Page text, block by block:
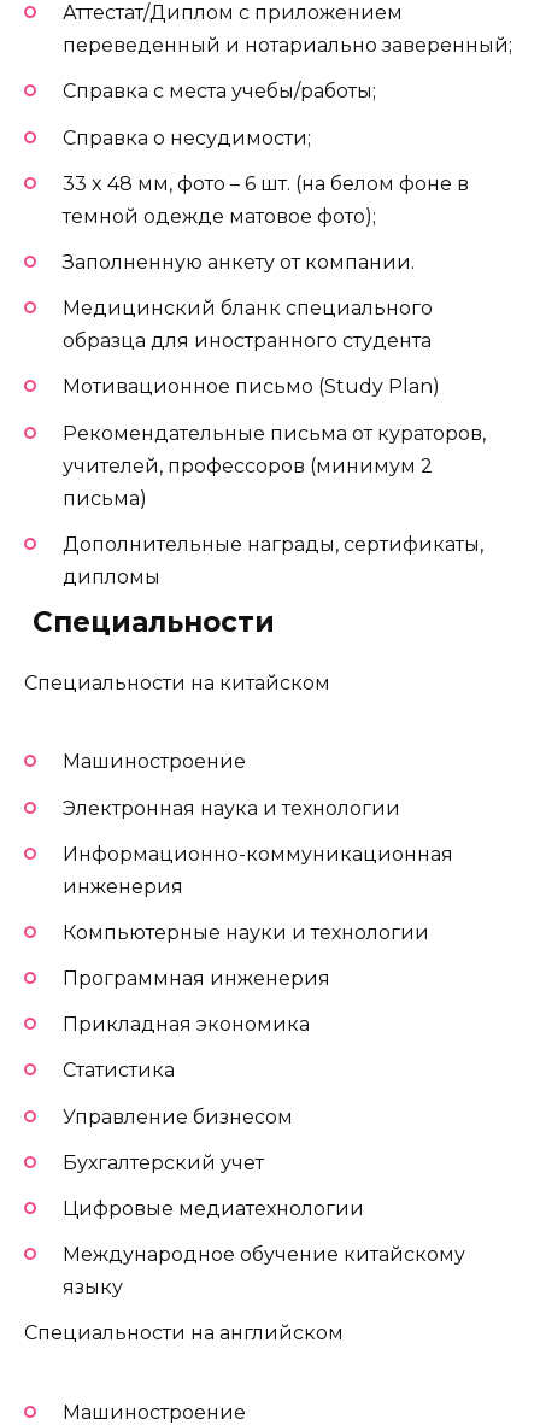
Аттестат/Диплом с приложением
переведенный и нотариально заверенный;
Справка с места учебы/работы;
Справка о несудимости;
33 x 48 мм, фото – 6 шт. (на белом фоне в
темной одежде матовое фото);
Заполненную анкету от компании.
Медицинский бланк специального
образца для иностранного студента
Мотивационное письмо (Study Plan)
Рекомендательные письма от кураторов,
учителей, профессоров (минимум 2
письма)
Дополнительные награды, сертификаты,
дипломы
️ Специальности
Специальности на китайском
Машиностроение
Электронная наука и технологии
Информационно-коммуникационная
инженерия
Компьютерные науки и технологии
Программная инженерия
Прикладная экономика
Статистика
Управление бизнесом
Бухгалтерский учет
Цифровые медиатехнологии
Международное обучение китайскому
языку
Специальности на английском
Машиностроение